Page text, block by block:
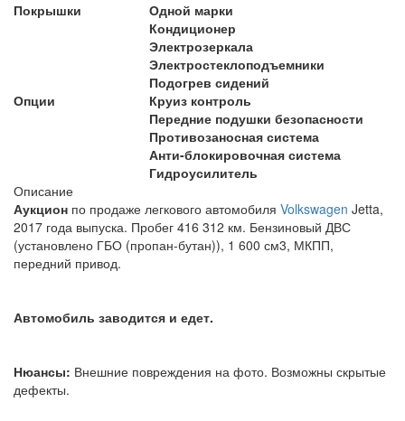
Покрышки
Одной марки
Опции
Кондиционер
Электрозеркала
Электростеклоподъемники
Подогрев сидений
Круиз контроль
Передние подушки безопасности
Противозаносная система
Анти-блокировочная система
Гидроусилитель
Описание
Аукцион по продаже легкового автомобиля Volkswagen Jetta,
2017 года выпуска. Пробег 416 312 км. Бензиновый ДВС
(установлено ГБО (пропан-бутан)), 1 600 см3, МКПП,
передний привод.
Автомобиль заводится и едет.
Нюансы: Внешние повреждения на фото. Возможны скрытые
дефекты.